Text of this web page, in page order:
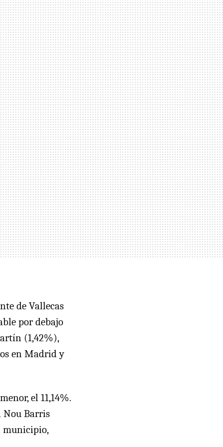
de Vallecas
por debajo
(1,42%),
en Madrid y
el 11,14%.
Nou Barris
municipio,